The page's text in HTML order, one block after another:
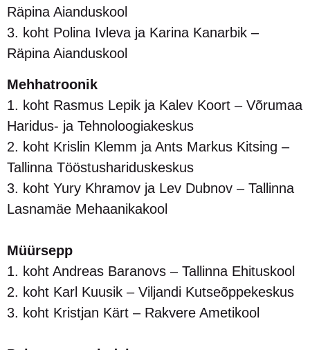
Räpina Aianduskool
3. koht Polina Ivleva ja Karina Kanarbik –
Räpina Aianduskool
Mehhatroonik
1. koht Rasmus Lepik ja Kalev Koort – Võrumaa
Haridus- ja Tehnoloogiakeskus
2. koht Krislin Klemm ja Ants Markus Kitsing –
Tallinna Tööstushariduskeskus
3. koht Yury Khramov ja Lev Dubnov – Tallinna
Lasnamäe Mehaanikakool
Müürsepp
1. koht Andreas Baranovs – Tallinna Ehituskool
2. koht Karl Kuusik – Viljandi Kutseõppekeskus
3. koht Kristjan Kärt – Rakvere Ametikool